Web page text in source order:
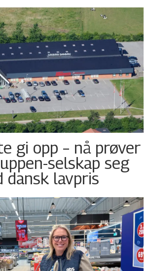
gi opp – nå prøver
selskap seg
dansk lavpris